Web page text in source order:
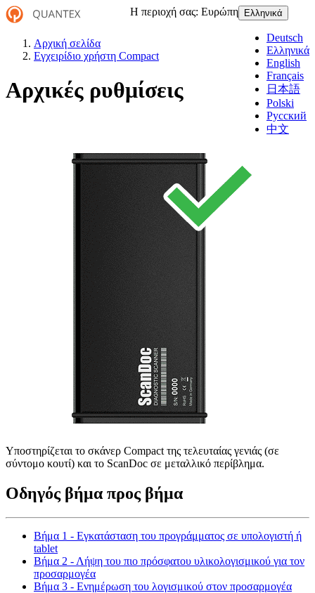
Ελληνικά
Deutsch
Ελληνικά
English
Français
日本語
Polski
Русский
中文
Η περιοχή σας: Ευρώπη
Αρχική σελίδα
Εγχειρίδιο χρήστη Compact
Αρχικές ρυθμίσεις
Υποστηρίζεται το σκάνερ Compact της τελευταίας γενιάς (σε
σύντομο κουτί) και το ScanDoc σε μεταλλικό περίβλημα.
Οδηγός βήμα προς βήμα
Βήμα 1 - Εγκατάσταση του προγράμματος σε υπολογιστή ή
tablet
Βήμα 2 - Λήψη του πιο πρόσφατου υλικολογισμικού για τον
προσαρμογέα
Βήμα 3 - Ενημέρωση του λογισμικού στον προσαρμογέα